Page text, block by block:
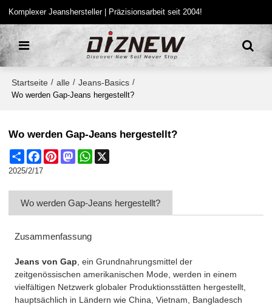
Komplexer Jeanshersteller | Präzisionsarbeit seit 2004!
Startseite / alle / Jeans-Basics /
Wo werden Gap-Jeans hergestellt?
Wo werden Gap-Jeans hergestellt?
Share FacebookPinterestMastodonWhatsApp
2025/2/17
Wo werden Gap-Jeans hergestellt?
Zusammenfassung
Jeans von Gap, ein Grundnahrungsmittel der
zeitgenössischen amerikanischen Mode, werden in einem
vielfältigen Netzwerk globaler Produktionsstätten hergestellt,
hauptsächlich in Ländern wie China, Vietnam, Bangladesch